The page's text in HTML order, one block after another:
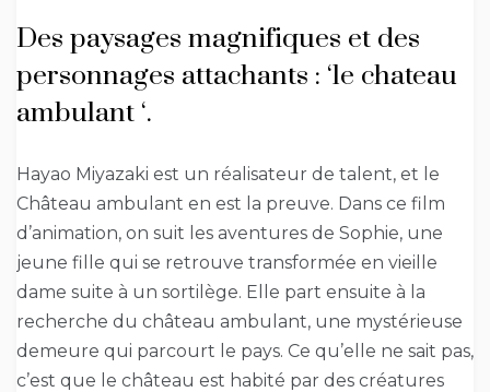
Des paysages magnifiques et des
personnages attachants : ‘le chateau
ambulant ‘.
Hayao Miyazaki est un réalisateur de talent, et le
Château ambulant en est la preuve. Dans ce film
d’animation, on suit les aventures de Sophie, une
jeune fille qui se retrouve transformée en vieille
dame suite à un sortilège. Elle part ensuite à la
recherche du château ambulant, une mystérieuse
demeure qui parcourt le pays. Ce qu’elle ne sait pas,
c’est que le château est habité par des créatures